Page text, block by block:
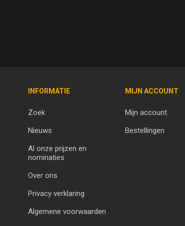
INFORMATIE
Zoek
Nieuws
Al onze prijzen en
nominaties
Over ons
Privacy verklaring
Algemene voorwaarden
MIJN ACCOUNT
Mijn account
Bestellingen